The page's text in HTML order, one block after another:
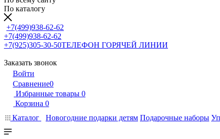
По каталогу
+7(499)938-62-62
+7(499)938-62-62
+7(925)305-30-50ТЕЛЕФОН ГОРЯЧЕЙ ЛИНИИ
Заказать звонок
Войти
Сравнение0
Избранные товары 0
Корзина 0
Каталог
Новогодние подарки детям Подарочные наборы